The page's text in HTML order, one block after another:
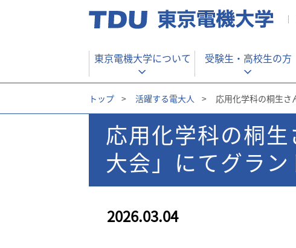
東京電機大学について 受験生・ 高校生の方
トップ > 活躍する電大人 > 応用化学科の桐生さ
応用化学科の桐
大会」にてグラン
2026.03.04